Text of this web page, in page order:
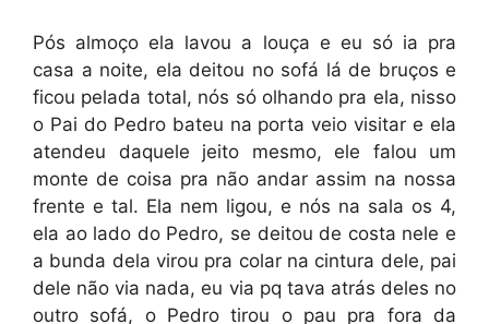
Pós almoço ela lavou a louça e eu só ia pra
casa a noite, ela deitou no sofá lá de bruços e
ficou pelada total, nós só olhando pra ela, nisso
o Pai do Pedro bateu na porta veio visitar e ela
atendeu daquele jeito mesmo, ele falou um
monte de coisa pra não andar assim na nossa
frente e tal. Ela nem ligou, e nós na sala os 4,
ela ao lado do Pedro, se deitou de costa nele e
a bunda dela virou pra colar na cintura dele, pai
dele não via nada, eu via pq tava atrás deles no
outro sofá, o Pedro tirou o pau pra fora da